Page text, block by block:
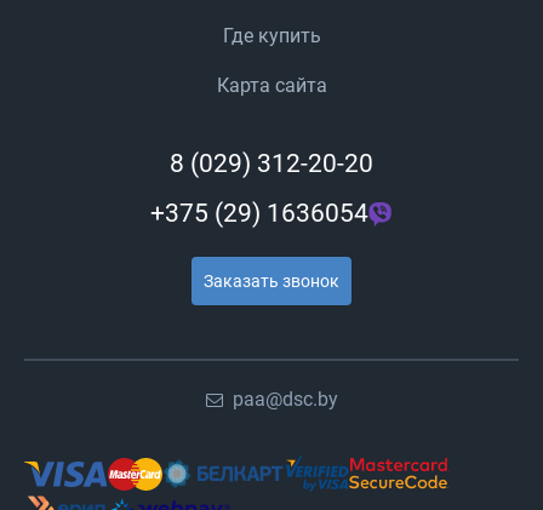
Где купить
Карта сайта
8 (029) 312-20-20
+375 (29) 1636054
Заказать звонок
paa@dsc.by